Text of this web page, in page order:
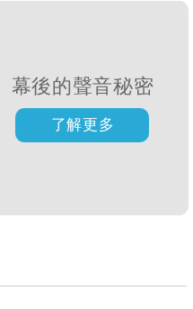
幕後的聲音秘密